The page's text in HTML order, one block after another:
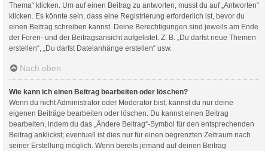
Thema“ klicken. Um auf einen Beitrag zu antworten, musst du auf „Antworten“
klicken. Es könnte sein, dass eine Registrierung erforderlich ist, bevor du
einen Beitrag schreiben kannst. Deine Berechtigungen sind jeweils am Ende
der Foren- und der Beitragsansicht aufgelistet. Z. B. „Du darfst neue Themen
erstellen“, „Du darfst Dateianhänge erstellen“ usw.
Nach oben
Wie kann ich einen Beitrag bearbeiten oder löschen?
Wenn du nicht Administrator oder Moderator bist, kannst du nur deine
eigenen Beiträge bearbeiten oder löschen. Du kannst einen Beitrag
bearbeiten, indem du das „Ändere Beitrag“-Symbol für den entsprechenden
Beitrag anklickst; eventuell ist dies nur für einen begrenzten Zeitraum nach
seiner Erstellung möglich. Wenn bereits jemand auf deinen Beitrag